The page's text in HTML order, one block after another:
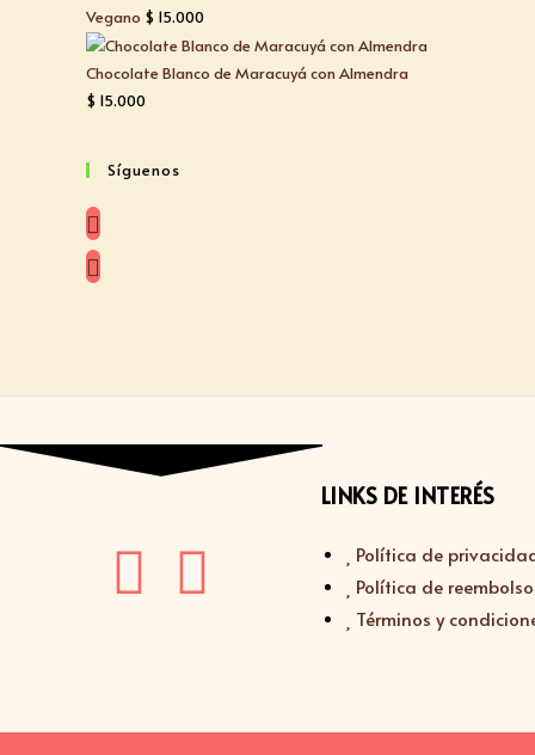
Vegano $ 15.000
Chocolate Blanco de Maracuyá con Almendra
$ 15.000
Síguenos
LINKS DE INTERÉS
Política de
Política de
Términos y